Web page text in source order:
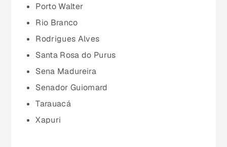
Paraíba (PB)
Paraná (PR)
Porto Walter
Rio Branco
Rodrigues Alves
Santa Rosa do Purus
Sena Madureira
Senador Guiomard
Tarauacá
Xapuri